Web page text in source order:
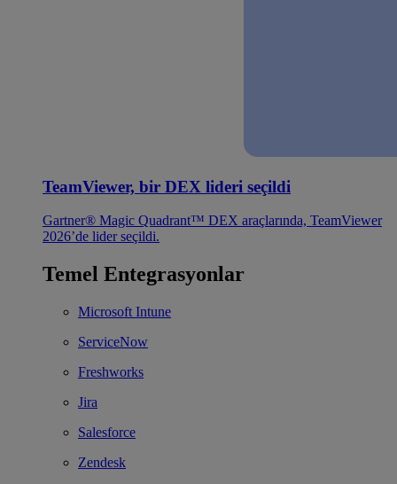
TeamViewer, bir DEX lideri seçildi
Gartner® Magic Quadrant™ DEX araçlarında, TeamViewer
2026’de lider seçildi.
Temel Entegrasyonlar
Microsoft Intune
ServiceNow
Freshworks
Jira
Salesforce
Zendesk